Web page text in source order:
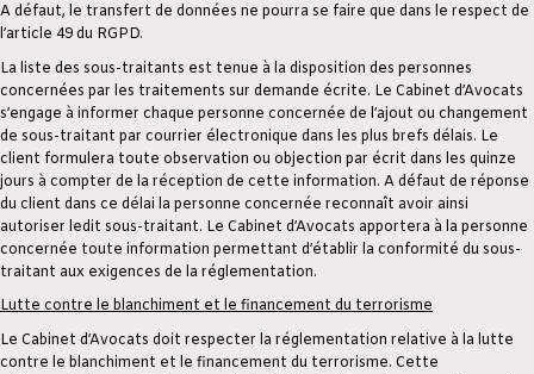
A défaut, le transfert de données ne pourra se faire que dans le respect de
l’article 49 du RGPD.
La liste des sous-traitants est tenue à la disposition des personnes
concernées par les traitements sur demande écrite. Le Cabinet d’Avocats
s’engage à informer chaque personne concernée de l’ajout ou changement
de sous-traitant par courrier électronique dans les plus brefs délais. Le
client formulera toute observation ou objection par écrit dans les quinze
jours à compter de la réception de cette information. A défaut de réponse
du client dans ce délai la personne concernée reconnaît avoir ainsi
autoriser ledit sous-traitant. Le Cabinet d’Avocats apportera à la personne
concernée toute information permettant d’établir la conformité du sous-
traitant aux exigences de la réglementation.
Lutte contre le blanchiment et le financement du terrorisme
Le Cabinet d’Avocats doit respecter la réglementation relative à la lutte
contre le blanchiment et le financement du terrorisme. Cette